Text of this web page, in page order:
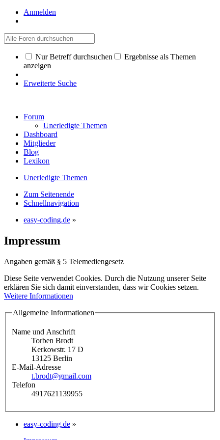
Anmelden
Nur Betreff durchsuchen
Ergebnisse als Themen
anzeigen
Erweiterte Suche
Forum
Unerledigte Themen
Dashboard
Mitglieder
Blog
Lexikon
Unerledigte Themen
Zum Seitenende
Schnellnavigation
easy-coding.de »
Impressum
Angaben gemäß § 5 Telemediengesetz
Diese Seite verwendet Cookies. Durch die Nutzung unserer Seite
erklären Sie sich damit einverstanden, dass wir Cookies setzen.
Weitere Informationen
Allgemeine Informationen
Name und Anschrift
Torben Brodt
Kerkowstr. 17 D
13125 Berlin
E-Mail-Adresse
t.brodt@gmail.com
Telefon
4917621139955
easy-coding.de »